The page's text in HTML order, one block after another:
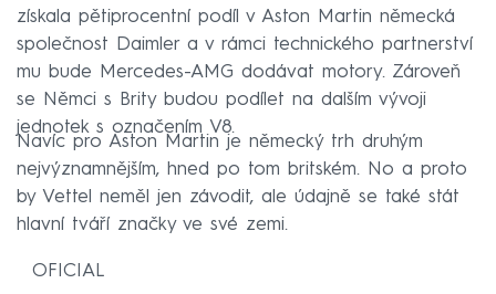
získala pětiprocentní podíl v Aston Martin německá
společnost Daimler a v rámci technického partnerství
mu bude Mercedes-AMG dodávat motory. Zároveň
se Němci s Brity budou podílet na dalším vývoji
jednotek s označením V8.
Navíc pro Aston Martin je německý trh druhým
nejvýznamnějším, hned po tom britském. No a proto
by Vettel neměl jen závodit, ale údajně se také stát
hlavní tváří značky ve své zemi.
OFICIAL